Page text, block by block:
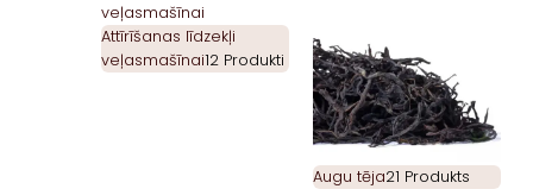
Attīrīšanas līdzekļi
veļasmašīnai12 Produkti
Augu tēja21 Produkts